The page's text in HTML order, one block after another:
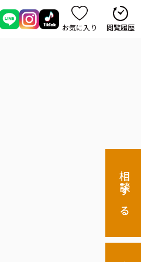
お気に入り 閲覧履歴
相談する